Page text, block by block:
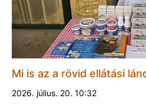
Mi is az a rövid ellátási
2026. július. 20. 10:32